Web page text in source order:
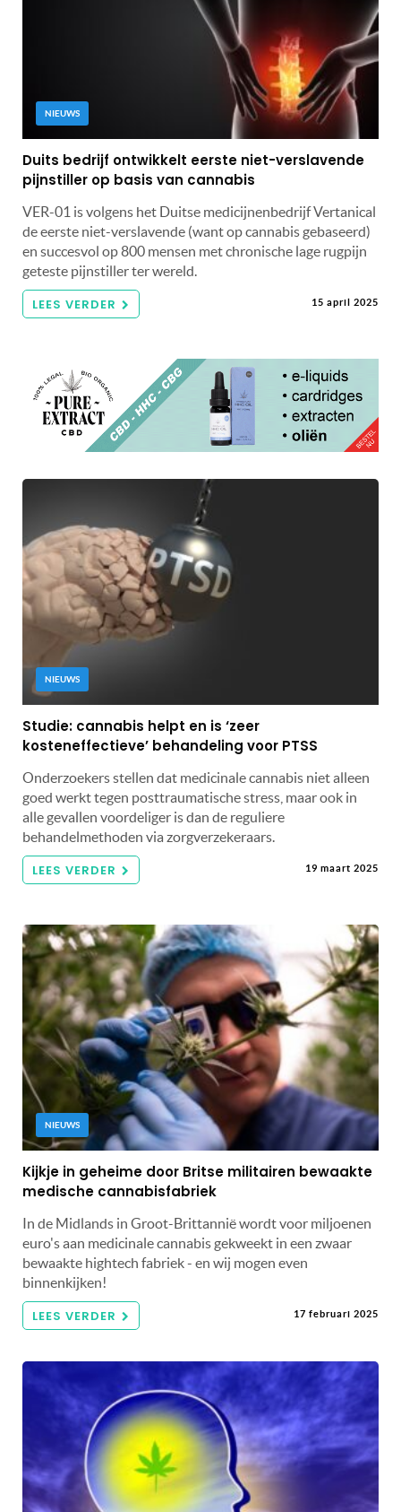
NIEUWS
Duits bedrijf ontwikkelt eerste niet-verslavende
pijnstiller op basis van cannabis
VER-01 is volgens het Duitse medicijnenbedrijf Vertanical
de eerste niet-verslavende (want op cannabis gebaseerd)
en succesvol op 800 mensen met chronische lage rugpijn
geteste pijnstiller ter wereld.
LEES VERDER 15 april 2025
NIEUWS
Studie: cannabis helpt en is ‘zeer
kosteneffectieve’ behandeling voor PTSS
Onderzoekers stellen dat medicinale cannabis niet alleen
goed werkt tegen posttraumatische stress, maar ook in
alle gevallen voordeliger is dan de reguliere
behandelmethoden via zorgverzekeraars.
LEES VERDER 19 maart 2025
NIEUWS
Kijkje in geheime door Britse militairen bewaakte
medische cannabisfabriek
In de Midlands in Groot-Brittannië wordt voor miljoenen
euro's aan medicinale cannabis gekweekt in een zwaar
bewaakte hightech fabriek - en wij mogen even
binnenkijken!
LEES VERDER 17 februari 2025